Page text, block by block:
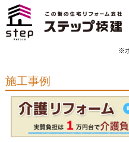
※
施工事例